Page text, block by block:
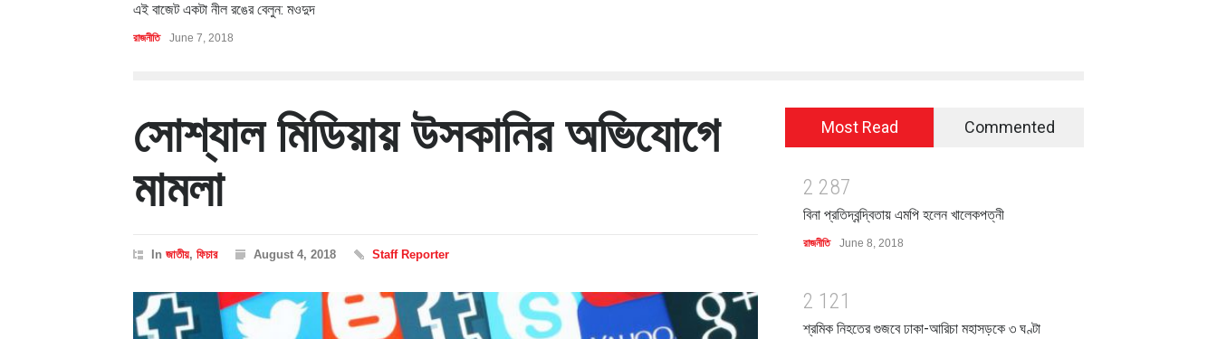
এই বাজেট একটা নীল রঙের বেলুন: মওদুদ
রাজনীতি June 7, 2018
সোশ্যাল মিডিয়ায় উসকানির অভিযোগে
মামলা
In জাতীয়, ফিচার August 4, 2018 Staff Reporter
Most Read Commented
2 287
বিনা প্রতিদ্বন্দ্বিতায় এমপি হলেন খালেকপত্নী
রাজনীতি June 8, 2018
2 1 21
শ্রমিক নিহতের গুজবে ঢাকা-আরিচা মহাসড়কে ৩ ঘণ্টা